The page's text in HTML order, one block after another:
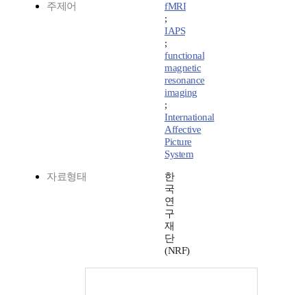
주제어
fMRI
;
IAPS
;
functional
magnetic
resonance
imaging
;
International
Affective
Picture
System
자료형태
한
국
연
구
재
단
(NRF)